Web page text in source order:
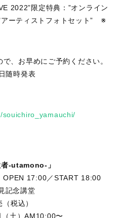
2022”限定特典：”オンライン
アーティストフォトセット” ※
、お早めにご予約ください。
随時発表
-utamono-」
OPEN 17:00／START 18:00
記念講堂
税込）
土）AM10:00〜